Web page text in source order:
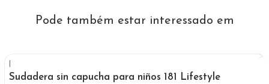
Pode também estar interessado em
|
Sudadera sin capucha para niños 181 Lifestyle